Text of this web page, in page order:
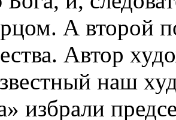
А второй
Автор
наш
избрали